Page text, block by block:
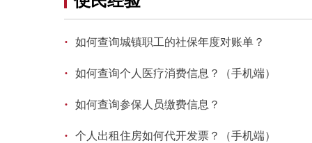
· 如何查询城镇职工的社保年度对账单？
· 如何查询个人医疗消费信息？（手机端）
· 如何查询参保人员缴费信息？
· 个人出租住房如何代开发票？（手机端）